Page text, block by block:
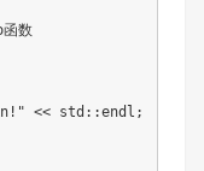
数
<< std::endl;